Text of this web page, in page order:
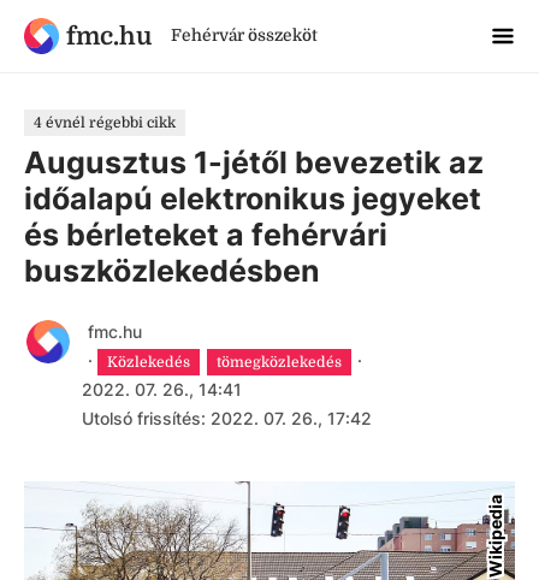
fmc.hu Fehérvár összeköt
4 évnél régebbi cikk
Augusztus 1-jétől bevezetik az
időalapú elektronikus jegyeket
és bérleteket a fehérvári
buszközlekedésben
fmc.hu
·
Közlekedés tömegközlekedés
·
2022. 07. 26., 14:41
Utolsó frissítés: 2022. 07. 26., 17:42
Wikipedia